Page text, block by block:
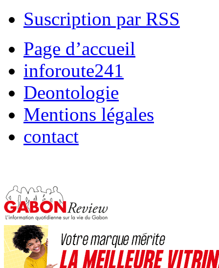
Suscription par RSS
Page d’accueil
inforoute241
Deontologie
Mentions légales
contact